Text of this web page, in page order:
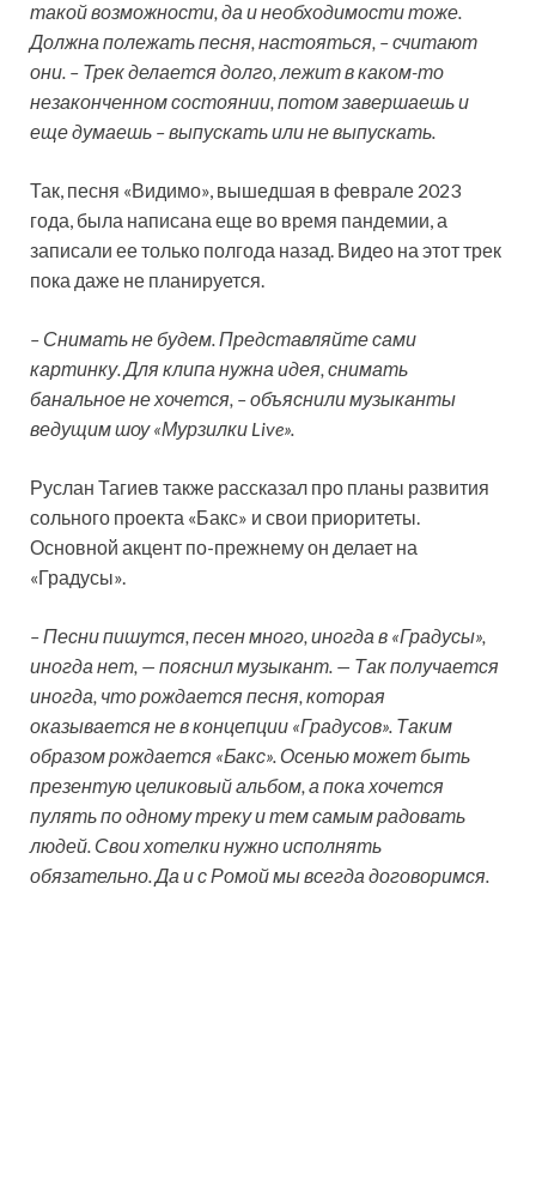
такой возможности, да и необходимости тоже.
Должна полежать песня, настояться, – считают
они. – Трек делается долго, лежит в каком-то
незаконченном состоянии, потом завершаешь и
еще думаешь – выпускать или не выпускать.
Так, песня «Видимо», вышедшая в феврале 2023
года, была написана еще во время пандемии, а
записали ее только полгода назад. Видео на этот трек
пока даже не планируется.
– Снимать не будем. Представляйте сами
картинку. Для клипа нужна идея, снимать
банальное не хочется, – объяснили музыканты
ведущим шоу «Мурзилки Live».
Руслан Тагиев также рассказал про планы развития
сольного проекта «Бакс» и свои приоритеты.
Основной акцент по-прежнему он делает на
«Градусы».
– Песни пишутся, песен много, иногда в «Градусы»,
иногда нет, — пояснил музыкант. — Так получается
иногда, что рождается песня, которая
оказывается не в концепции «Градусов». Таким
образом рождается «Бакс». Осенью может быть
презентую целиковый альбом, а пока хочется
пулять по одному треку и тем самым радовать
людей. Свои хотелки нужно исполнять
обязательно. Да и с Ромой мы всегда договоримся.